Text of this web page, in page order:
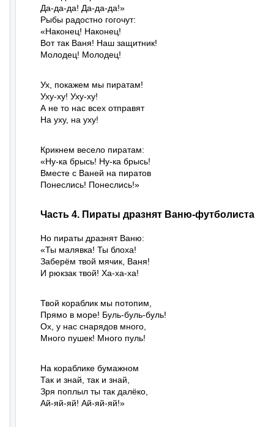
Да-да-да! Да-да-да!»
Рыбы радостно гогочут:
«Наконец! Наконец!
Вот так Ваня! Наш защитник!
Молодец! Молодец!
Ух, покажем мы пиратам!
Уху-ху! Уху-ху!
А не то нас всех отправят
На уху, на уху!
Крикнем весело пиратам:
«Ну-ка брысь! Ну-ка брысь!
Вместе с Ваней на пиратов
Понеслись! Понеслись!»
Часть 4. Пираты дразнят Ваню-футболиста
Но пираты дразнят Ваню:
«Ты малявка! Ты блоха!
Заберём твой мячик, Ваня!
И рюкзак твой! Ха-ха-ха!
Твой кораблик мы потопим,
Прямо в море! Буль-буль-буль!
Ох, у нас снарядов много,
Много пушек! Много пуль!
На кораблике бумажном
Так и знай, так и знай,
Зря поплыл ты так далёко,
Ай-яй-яй! Ай-яй-яй!»